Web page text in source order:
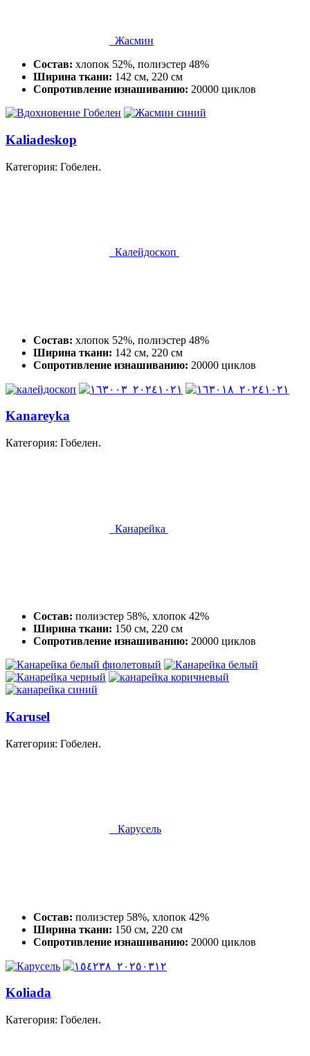
Жасмин
Состав: хлопок 52%, полиэстер 48%
Ширина ткани: 142 см, 220 см
Сопротивление изнашиванию: 20000 циклов
Kaliadeskop
Категория: Гобелен.
Калейдоскоп
Состав: хлопок 52%, полиэстер 48%
Ширина ткани: 142 см, 220 см
Сопротивление изнашиванию: 20000 циклов
Kanareyka
Категория: Гобелен.
Канарейка
Состав: полиэстер 58%, хлопок 42%
Ширина ткани: 150 см, 220 см
Сопротивление изнашиванию: 20000 циклов
Karusel
Категория: Гобелен.
Карусель
Состав: полиэстер 58%, хлопок 42%
Ширина ткани: 150 см, 220 см
Сопротивление изнашиванию: 20000 циклов
Koliada
Категория: Гобелен.